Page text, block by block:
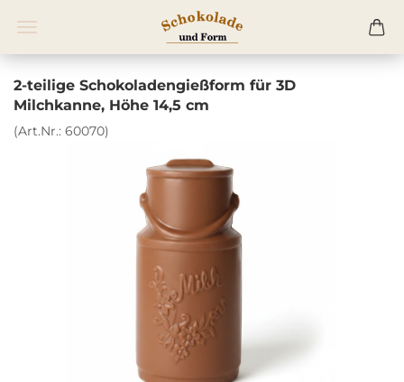
2-teilige Schokoladengießform für 3D
Milchkanne, Höhe 14,5 cm
(Art.Nr.: 60070)